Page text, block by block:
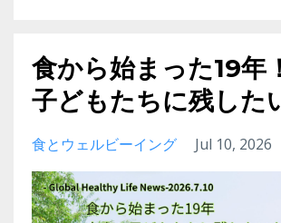
食から始まった19年
子どもたちに残した
食とウェルビーイング Jul 10, 2026